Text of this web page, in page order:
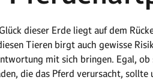
dieser Erde liegt auf dem
Tieren birgt auch gewisse
mit sich bringen. Egal,
die das Pferd verursacht,